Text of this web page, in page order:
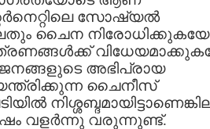
സോഷ്യല്‍
ചൈന
അഭിപ്രായ
ചൈനീസ്
വളര്‍ന്നു വരുന്നുണ്ട്.